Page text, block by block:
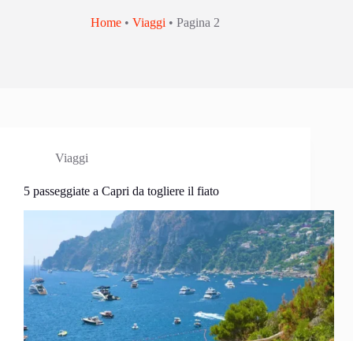
Home •Viaggi •Pagina 2
Viaggi
5 passeggiate a Capri da togliere il fiato